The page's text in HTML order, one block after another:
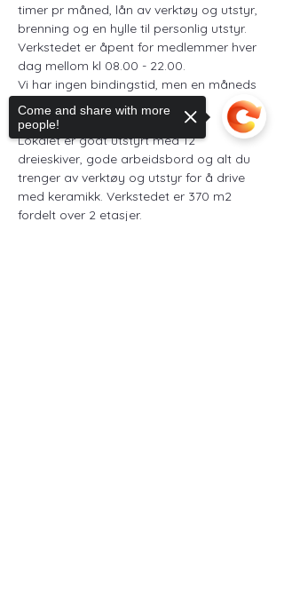
timer pr måned, lån av verktøy og utstyr,
brenning og en hylle til personlig utstyr. ​
Verkstedet er åpent for medlemmer hver
dag mellom kl 08.00 - 22.00.​
Vi har ingen bindingstid, men en måneds
oppsigelsestid.​
Lokalet er godt utstyrt med 12
dreieskiver, gode arbeidsbord og alt du
trenger av verktøy og utstyr for å drive
med keramikk. Verkstedet er 370 m2
fordelt over 2 etasjer.
Come and share with more
people!